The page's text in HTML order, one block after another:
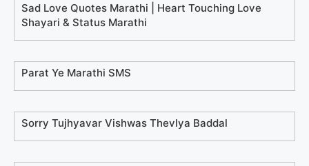
Sad Love Quotes Marathi | Heart Touching Love
Shayari & Status Marathi
Parat Ye Marathi SMS
Sorry Tujhyavar Vishwas Thevlya Baddal